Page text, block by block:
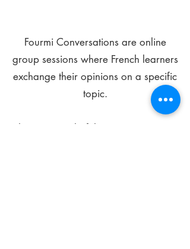
Fourmi Conversations are online
group sessions where French learners
exchange their opinions on a specific
topic.
The main goal of these meetings is to